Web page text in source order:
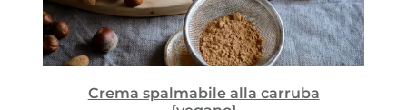
Crema spalmabile alla carruba